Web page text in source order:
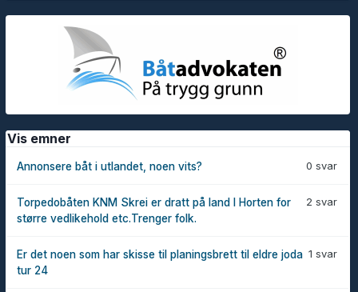
Vis emner
0 svar
Annonsere båt i utlandet, noen vits?
2 svar
Torpedobåten KNM Skrei er dratt på land I Horten for
større vedlikehold etc.Trenger folk.
1 svar
Er det noen som har skisse til planingsbrett til eldre joda
tur 24